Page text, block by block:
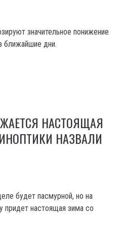
значительное понижение
ближайшие дни.
НАСТОЯЩАЯ
НАЗВАЛИ
будет пасмурной, но на
настоящая зима со